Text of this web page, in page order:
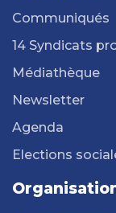
Communiqués
14 Syndicats
Médiathèque
Newsletter
Agenda
Elections